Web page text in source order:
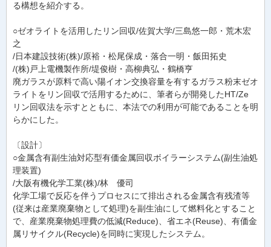
る構想を紹介する。
○ゼオライトを活用したリン回収/佐賀大学/三島悠一郎・荒木宏
之
/日本建設技術(株)/原裕・松尾保成・落合一明・飯田拓史
/(株)戸上電機製作所/堤俊樹・高柳典弘・鶴橋亨
廃ガラスが原料で高い陽イオン交換容量を有するガラス粉末ゼオ
ライトをリン回収で活用するために、筆者らが開発したHT/Ze
リン回収法を示すとともに、本法での利用が可能であることを明
らかにした。
〔設計〕
○金属含有副生油対応型有価金属回収ボイラーシステム(副生油処
理装置)
/大阪有機化学工業(株)/林 優司
化学工場で反応を伴うプロセスにて排出される金属含有残渣等
(従来は産業廃棄物として処理)を副生油にして燃料化とすること
で、産業廃棄物処理費の低減(Reduce)、省エネ(Reuse)、有価金
属リサイクル(Recycle)を同時に実現したシステム。